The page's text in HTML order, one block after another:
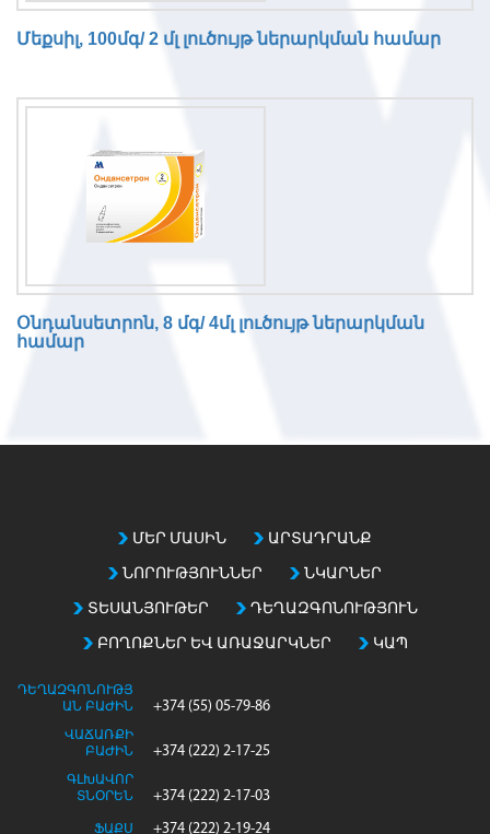
Մեքսիլ, 100մգ/ 2 մլ լուծույթ ներարկման համար
Օնդանսետրոն, 8 մգ/ 4մլ լուծույթ ներարկման
համար
ՄԵՐ ՄԱՍԻՆ ԱՐՏԱԴՐԱՆՔ
ՆՈՐՈՒԹՅՈՒՆՆԵՐ ՆԿԱՐՆԵՐ
ՏԵՍԱՆՅՈՒԹԵՐ ԴԵՂԱԶԳՈՆՈՒԹՅՈՒՆ
ԲՈՂՈՔՆԵՐ ԵՎ ԱՌԱՋԱՐԿՆԵՐ ԿԱՊ
ԴԵՂԱԶԳՈՆՈՒԹՅ
ԱՆ ԲԱԺԻՆ
+374 (55) 05-79-86
ՎԱՃԱՌՔԻ
ԲԱԺԻՆ
+374 (222) 2-17-25
ԳԼԽԱՎՈՐ
ՏՆՕՐԵՆ
+374 (222) 2-17-03
ՖԱՔՍ +374 (222) 2-19-24